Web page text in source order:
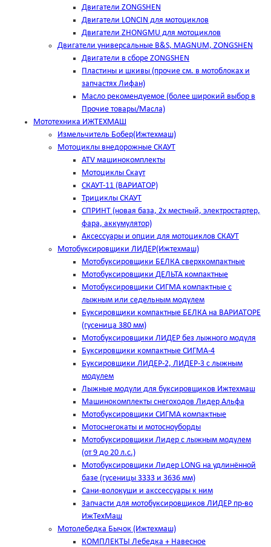
Двигатели ZONGSHEN
Двигатели LONCIN для мотоциклов
Двигатели ZHONGMU для мотоциклов
Двигатели универсальные B&S, MAGNUM, ZONGSHEN
Двигатели в сборе ZONGSHEN
Пластины и шкивы (прочие см. в мотоблоках и
запчастях Лифан)
Масло рекомендуемое (более широкий выбор в
Прочие товары/Масла)
Мототехника ИЖТЕХМАШ
Измельчитель Бобер(Ижтехмаш)
Мотоциклы внедорожные СКАУТ
ATV машинокомплекты
Мотоциклы Скаут
СКАУТ-11 (ВАРИАТОР)
Трициклы СКАУТ
СПРИНТ (новая база, 2х местный, электростартер,
фара, аккумулятор)
Аксессуары и опции для мотоциклов СКАУТ
Мотобуксировщики ЛИДЕР(Ижтехмаш)
Мотобуксировщики БЕЛКА сверхкомпактные
Мотобуксировщики ДЕЛЬТА компактные
Мотобуксировщики СИГМА компактные с
лыжным или седельным модулем
Буксировщики компактные БЕЛКА на ВАРИАТОРЕ
(гусеница 380 мм)
Мотобуксировщики ЛИДЕР без лыжного модуля
Буксировщики компактные СИГМА-4
Буксировщики ЛИДЕР-2, ЛИДЕР-3 c лыжным
модулем
Лыжные модули для буксировщиков Ижтехмаш
Машинокомплекты снегоходов Лидер Альфа
Мотобуксировщики СИГМА компактные
Мотоснегокаты и мотосноуборды
Мотобуксировщики Лидер с лыжным модулем
(от 9 до 20 л.с.)
Мотобуксировщики Лидер LONG на удлинённой
базе (гусеницы 3333 и 3636 мм)
Сани-волокуши и акссессуары к ним
Запчасти для мотобуксировщиков ЛИДЕР пр-во
ИжТехМаш
Мотолебедка Бычок (Ижтехмаш)
КОМПЛЕКТЫ Лебедка + Навесное